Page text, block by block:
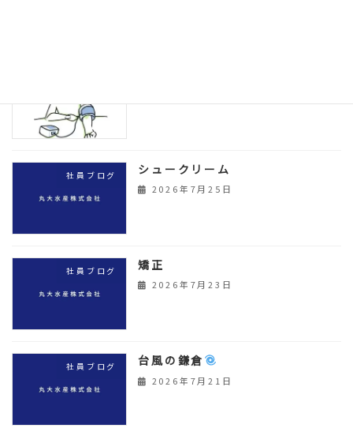
社員ブログ シュークリーム
2026年7月25日
社員ブログ 矯正
2026年7月23日
社員ブログ 台風の鎌倉
2026年7月21日